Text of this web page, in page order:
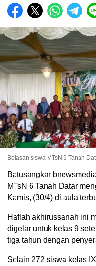
Belasan siswa MTsN 6 Tanah
Batusangkar
MTsN 6 Tanah Datar
Kamis, (30/4) di aula
Haflah akhirussanah ini
digelar untuk kelas 9
tiga tahun dengan
Selain 272 siswa kelas